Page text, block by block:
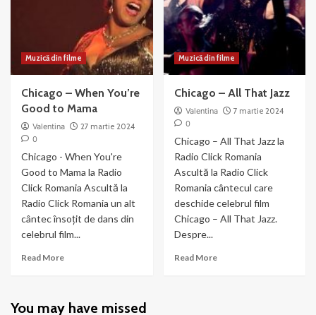
Muzică din filme
Chicago – When You’re
Good to Mama
Valentina
27 martie 2024
0
Chicago - When You're
Good to Mama la Radio
Click Romania Ascultă la
Radio Click Romania un alt
cântec însoțit de dans din
celebrul film...
Read MoreRead
–
Muzică din filme
Chicago – All That Jazz
Valentina
7 martie 2024
0
Chicago – All That Jazz la
Radio Click Romania
Ascultă la Radio Click
Romania cântecul care
deschide celebrul film
Chicago – All That Jazz.
Despre...
Read MoreRead
You may have missed